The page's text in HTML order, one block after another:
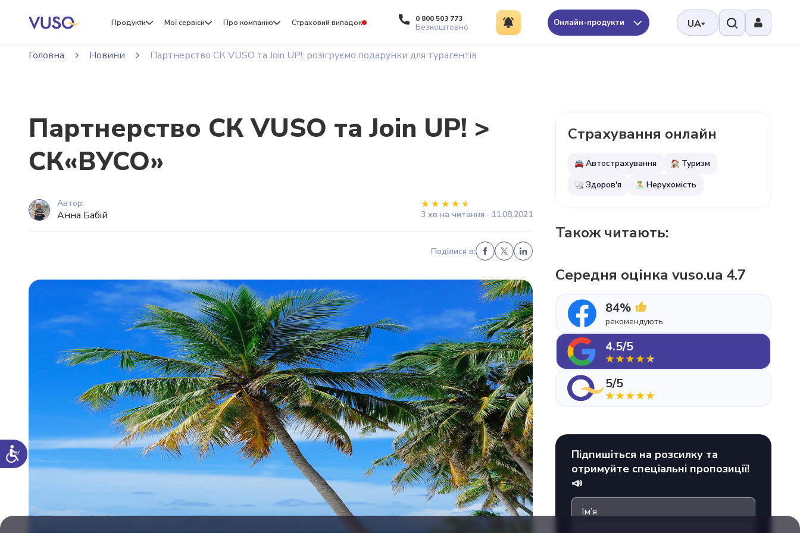
Продукти Мої сервіси Про компанію Страховий випадок 0 800 503 773
Безкоштовно Онлайн-продукти UA
Головна Новини Партнерство СК VUSO та Join UР!: розігруємо подарунки для турагентів
Партнерство СК VUSO та Join UР! >
СК«ВУСО»
Автор:
Анна Бабій 3 хв на читання · 11.08.2021
Поділися в:
Страхування онлайн
Автострахування
Туризм
Здоров'я
Нерухомість
Також читають:
Середня оцінка vuso.ua 4.7
84%
рекомендують
4.5/5
5/5
Підпишіться на розсилку та
отримуйте спеціальні пропозиції!
📣